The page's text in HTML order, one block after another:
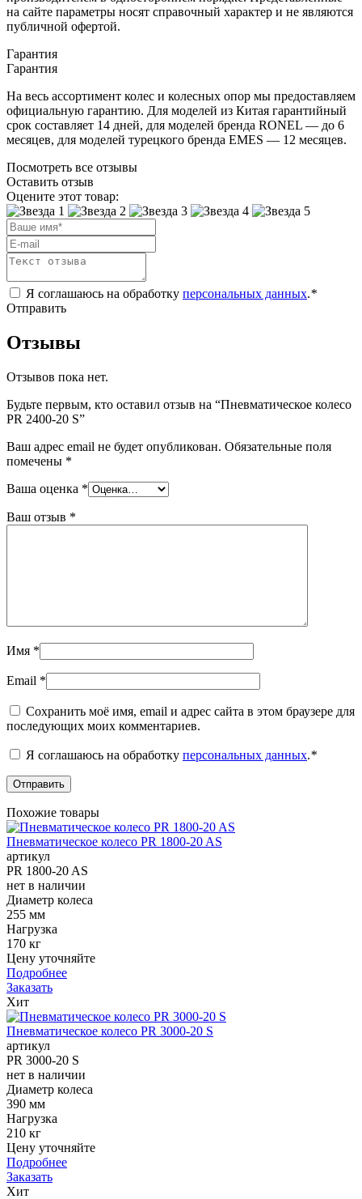
на сайте параметры носят справочный характер и не являются
публичной офертой.
Гарантия
Гарантия
На весь ассортимент колес и колесных опор мы предоставляем
официальную гарантию. Для моделей из Китая гарантийный
срок составляет 14 дней, для моделей бренда RONEL — до 6
месяцев, для моделей турецкого бренда EMES — 12 месяцев.
Посмотреть все отзывы
Оставить отзыв
Оцените этот товар:
Я соглашаюсь на обработку персональных данных.*
Отправить
Отзывы
Отзывов пока нет.
Будьте первым, кто оставил отзыв на “Пневматическое колесо
PR 2400-20 S”
Ваш адрес email не будет опубликован. Обязательные поля
помечены *
Ваша оценка *
Ваш отзыв *
Имя *
Email *
Сохранить моё имя, email и адрес сайта в этом браузере для
последующих моих комментариев.
Я соглашаюсь на обработку персональных данных.*
Похожие товары
Пневматическое колесо PR 1800-20 AS
артикул
PR 1800-20 AS
нет в наличии
Диаметр колеса
255 мм
Нагрузка
170 кг
Цену уточняйте
Подробнее
Заказать
Хит
Пневматическое колесо PR 3000-20 S
артикул
PR 3000-20 S
нет в наличии
Диаметр колеса
390 мм
Нагрузка
210 кг
Цену уточняйте
Подробнее
Заказать
Хит